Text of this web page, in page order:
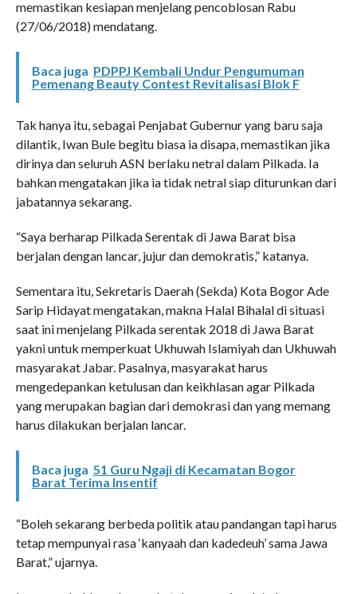
memastikan kesiapan menjelang pencoblosan Rabu
(27/06/2018) mendatang.
Baca juga PDPPJ Kembali Undur Pengumuman
Pemenang Beauty Contest Revitalisasi Blok F
Tak hanya itu, sebagai Penjabat Gubernur yang baru saja
dilantik, Iwan Bule begitu biasa ia disapa, memastikan jika
dirinya dan seluruh ASN berlaku netral dalam Pilkada. Ia
bahkan mengatakan jika ia tidak netral siap diturunkan dari
jabatannya sekarang.
“Saya berharap Pilkada Serentak di Jawa Barat bisa
berjalan dengan lancar, jujur dan demokratis,” katanya.
Sementara itu, Sekretaris Daerah (Sekda) Kota Bogor Ade
Sarip Hidayat mengatakan, makna Halal Bihalal di situasi
saat ini menjelang Pilkada serentak 2018 di Jawa Barat
yakni untuk memperkuat Ukhuwah Islamiyah dan Ukhuwah
masyarakat Jabar. Pasalnya, masyarakat harus
mengedepankan ketulusan dan keikhlasan agar Pilkada
yang merupakan bagian dari demokrasi dan yang memang
harus dilakukan berjalan lancar.
Baca juga 51 Guru Ngaji di Kecamatan Bogor
Barat Terima Insentif
“Boleh sekarang berbeda politik atau pandangan tapi harus
tetap mempunyai rasa ‘kanyaah dan kadedeuh’ sama Jawa
Barat,” ujarnya.